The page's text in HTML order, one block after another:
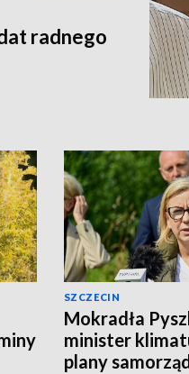
radnego
SZCZECIN
Mokradła
minister
plany